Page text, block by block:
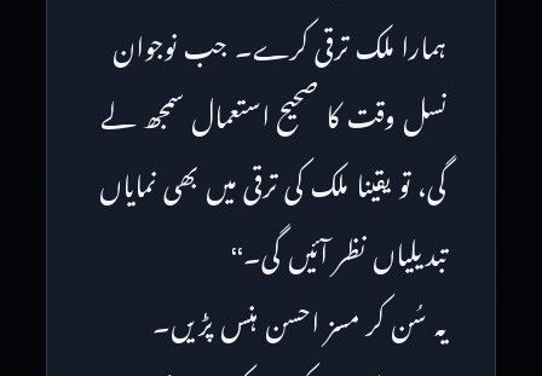
ہمارا ملک ترقی کرے۔ جب نوجوان
نسل وقت کا صحیح استعمال سمجھ لے
گی، تو یقینا ملک کی ترقی میں بھی نمایاں
تبدیلیاں نظر آئیں گی۔‘‘
یہ سُن کر مسز احسن ہنس پڑیں۔